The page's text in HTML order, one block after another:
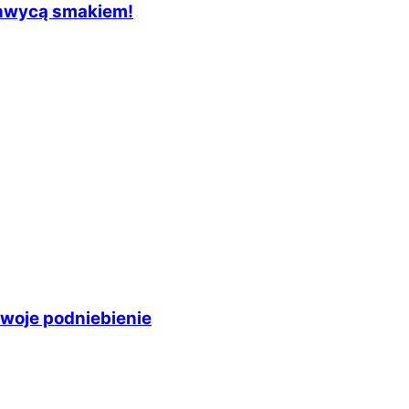
smakiem!
podniebienie